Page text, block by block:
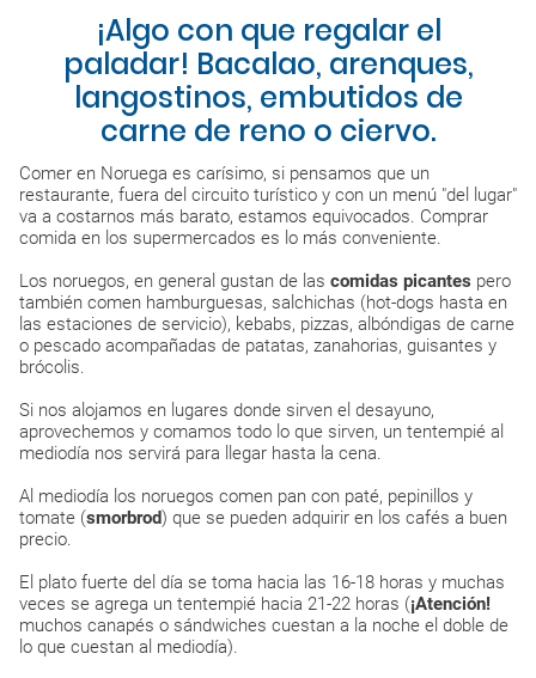
¡Algo con que regalar el
paladar! Bacalao, arenques,
langostinos, embutidos de
carne de reno o ciervo.
Comer en Noruega es carísimo, si pensamos que un
restaurante, fuera del circuito turístico y con un menú "del lugar"
va a costarnos más barato, estamos equivocados. Comprar
comida en los supermercados es lo más conveniente.
Los noruegos, en general gustan de las comidas picantes pero
también comen hamburguesas, salchichas (hot-dogs hasta en
las estaciones de servicio), kebabs, pizzas, albóndigas de carne
o pescado acompañadas de patatas, zanahorias, guisantes y
brócolis.
Si nos alojamos en lugares donde sirven el desayuno,
aprovechemos y comamos todo lo que sirven, un tentempié al
mediodía nos servirá para llegar hasta la cena.
Al mediodía los noruegos comen pan con paté, pepinillos y
tomate (smorbrod) que se pueden adquirir en los cafés a buen
precio.
El plato fuerte del día se toma hacia las 16-18 horas y muchas
veces se agrega un tentempié hacia 21-22 horas (¡Atención!
muchos canapés o sándwiches cuestan a la noche el doble de
lo que cuestan al mediodía).